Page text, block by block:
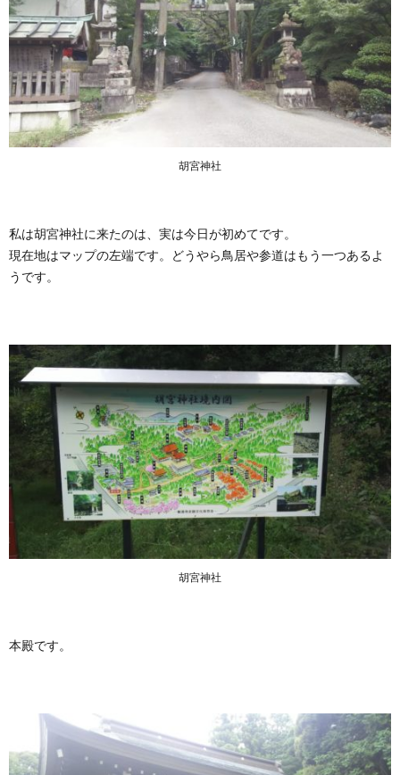
胡宮神社
私は胡宮神社に来たのは、実は今日が初めてです。
現在地はマップの左端です。どうやら鳥居や参道はもう一つあるよ
うです。
胡宮神社
本殿です。